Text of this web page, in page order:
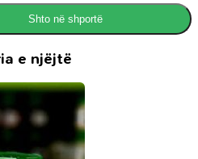
Shto në shportë
e njëjtë